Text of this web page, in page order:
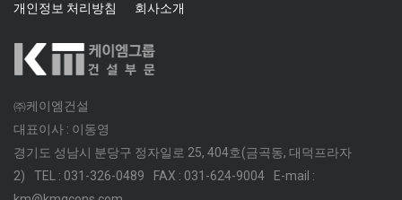
개인정보 처리방침
회사소개
㈜케이엠건설
대표이사 : 이동영
경기도 성남시 분당구 정자일로 25, 404호(금곡동, 대덕프라자
2)
TEL : 031-326-0489 FAX : 031-624-9004
E-mail :